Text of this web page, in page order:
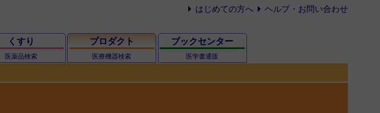
はじめての方へ ヘルプ・お問い合わせ
くすり
医薬品検索
プロダクト
医療機器検索
ブックセンター
医学書通販